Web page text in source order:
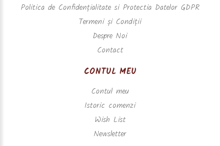
Politica de Confidențialitate si Protectia Datelor GDPR
Termeni și Condiții
Despre Noi
Contact
CONTUL MEU
Contul meu
Istoric comenzi
Wish List
Newsletter